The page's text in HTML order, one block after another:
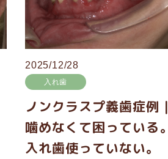
2025/12/28
入れ歯
ノンクラスプ義歯症例｜
噛めなくて困っている。
入れ歯使っていない。